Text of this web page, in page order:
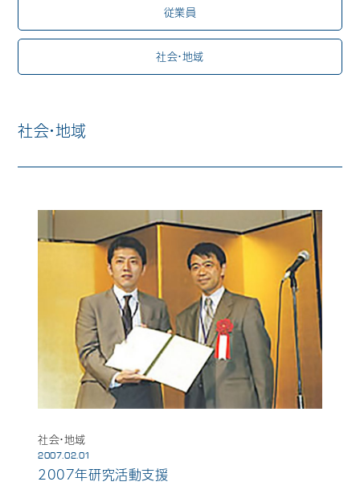
3D外貌スキャナ製品
Showroom 営業所・ショールーム
保守・サポート
Company 会社情報
採用情報
お問い合わせ
従業員
社会・地域
社会・地域
社会・地域
2007.02.01
2007年研究活動支援